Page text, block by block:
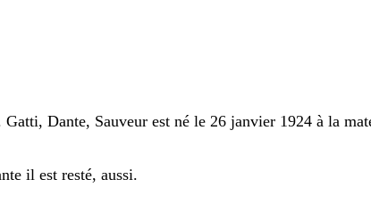
Dante, Sauveur est né le 26 janvier 1924 à la
il est resté, aussi.